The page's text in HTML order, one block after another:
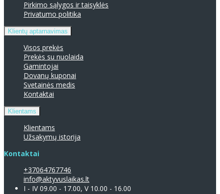
Pirkimo sąlygos ir taisyklės
Privatumo politika
Klientų aptarnavimas
Visos prekės
Prekės su nuolaida
Gamintojai
Dovanų kuponai
Svetainės medis
Kontaktai
Klientams
Klientams
Užsakymų istorija
Kontaktai
+37064767746
info@aktyvuslaikas.lt
I - IV 09.00 - 17.00, V 10.00 - 16.00